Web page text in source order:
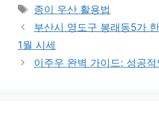
Tags
종이 우산 활용법
부산시 영도구 봉래동5가
1월 시세
이주우 완벽 가이드: 성공